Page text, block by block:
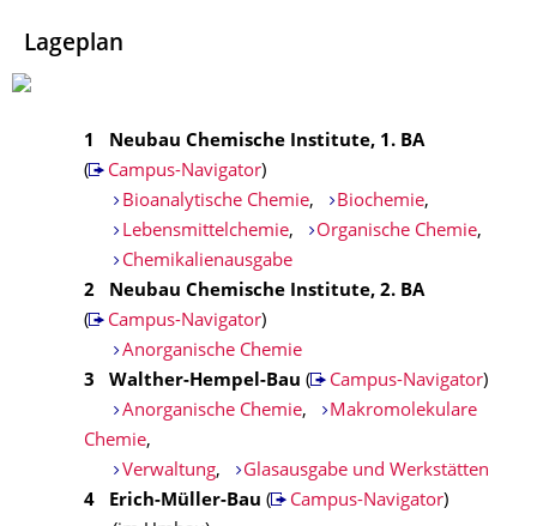
Lageplan
1
Neubau Chemische Institute, 1. BA
(
Campus-Navigator)
Bioanalytische Chemie, Biochemie,
Lebensmittelchemie, Organische Chemie,
Chemikalienausgabe
2
Neubau Chemische Institute, 2. BA
(
Campus-Navigator)
Anorganische Chemie
3
Walther-Hempel-Bau ( Campus-Navigator)
Anorganische Chemie,
Makromolekulare
Chemie,
Verwaltung,
Glasausgabe und Werkstätten
4
Erich-Müller-Bau ( Campus-Navigator)